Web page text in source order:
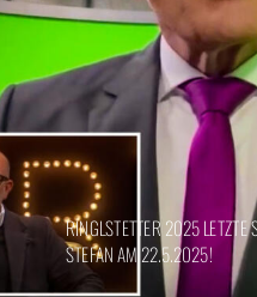
RINGLSTETTER 2025 LETZTE
STEFAN AM 22.5.2025!